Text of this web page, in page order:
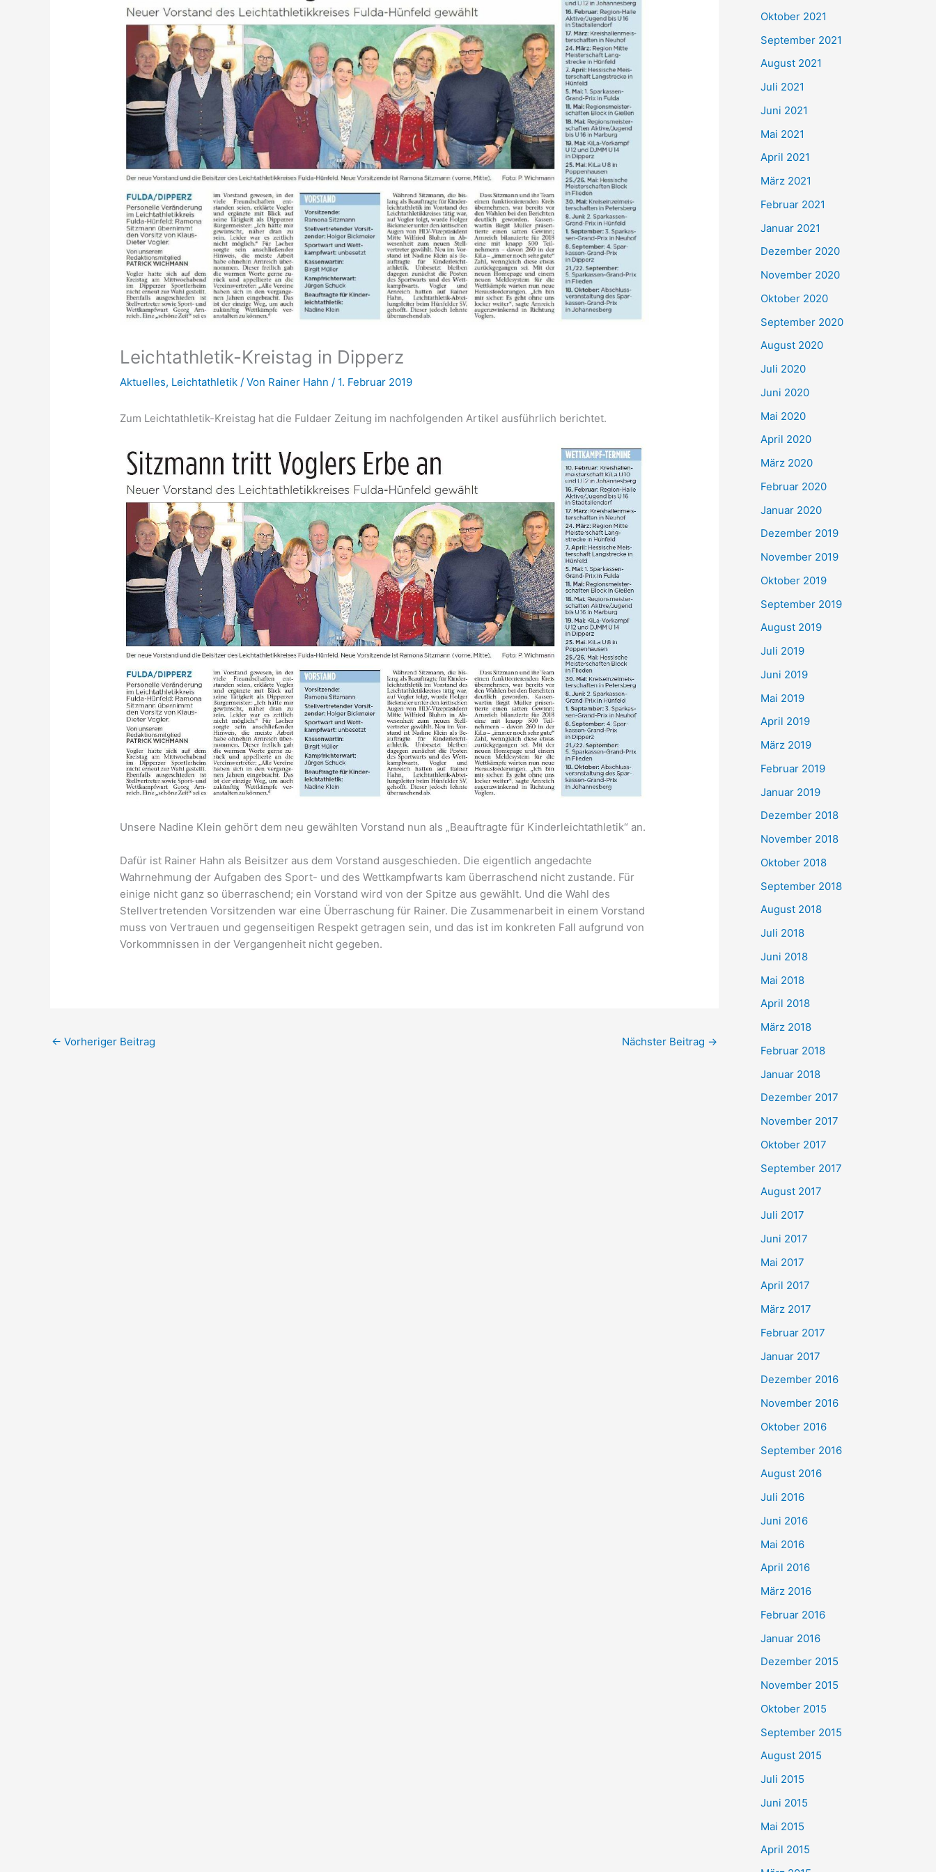
Leichtathletik-Kreistag in Dipperz
Aktuelles, Leichtathletik / Von Rainer Hahn / 1. Februar 2019
Zum Leichtathletik-Kreistag hat die Fuldaer Zeitung im nachfolgenden Artikel ausführlich berichtet.
Unsere Nadine Klein gehört dem neu gewählten Vorstand nun als „Beauftragte für Kinderleichtathletik“ an.
Dafür ist Rainer Hahn als Beisitzer aus dem Vorstand ausgeschieden. Die eigentlich angedachte
Wahrnehmung der Aufgaben des Sport- und des Wettkampfwarts kam überraschend nicht zustande. Für
einige nicht ganz so überraschend; ein Vorstand wird von der Spitze aus gewählt. Und die Wahl des
Stellvertretenden Vorsitzenden war eine Überraschung für Rainer. Die Zusammenarbeit in einem Vorstand
muss von Vertrauen und gegenseitigen Respekt getragen sein, und das ist im konkreten Fall aufgrund von
Vorkommnissen in der Vergangenheit nicht gegeben.
← Vorheriger Beitrag Nächster Beitrag →
e
n
h
:
Oktober 2021
September 2021
August 2021
Juli 2021
Juni 2021
Mai 2021
April 2021
März 2021
Februar 2021
Januar 2021
Dezember 2020
November 2020
Oktober 2020
September 2020
August 2020
Juli 2020
Juni 2020
Mai 2020
April 2020
März 2020
Februar 2020
Januar 2020
Dezember 2019
November 2019
Oktober 2019
September 2019
August 2019
Juli 2019
Juni 2019
Mai 2019
April 2019
März 2019
Februar 2019
Januar 2019
Dezember 2018
November 2018
Oktober 2018
September 2018
August 2018
Juli 2018
Juni 2018
Mai 2018
April 2018
März 2018
Februar 2018
Januar 2018
Dezember 2017
November 2017
Oktober 2017
September 2017
August 2017
Juli 2017
Juni 2017
Mai 2017
April 2017
März 2017
Februar 2017
Januar 2017
Dezember 2016
November 2016
Oktober 2016
September 2016
August 2016
Juli 2016
Juni 2016
Mai 2016
April 2016
März 2016
Februar 2016
Januar 2016
Dezember 2015
November 2015
Oktober 2015
September 2015
August 2015
Juli 2015
Juni 2015
Mai 2015
April 2015